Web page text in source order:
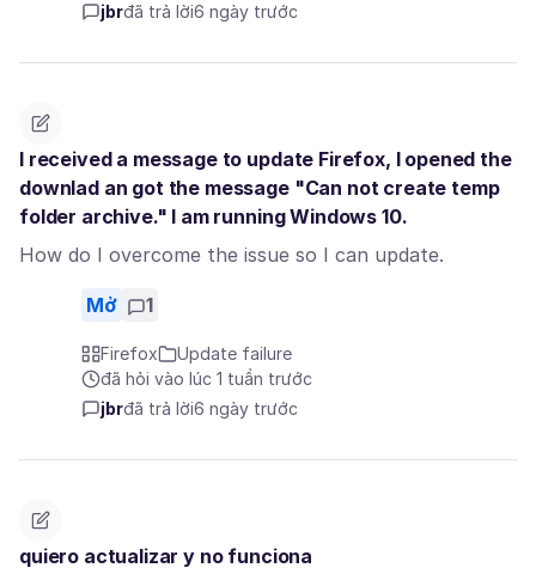
jbrđã trả lời6 ngày trước
I received a message to update Firefox, I opened the
downlad an got the message "Can not create temp
folder archive." I am running Windows 10.
How do I overcome the issue so I can update.
Mở 1
Firefox
Update failure
đã hỏi vào lúc 1 tuần trước
jbrđã trả lời6 ngày trước
quiero actualizar y no funciona